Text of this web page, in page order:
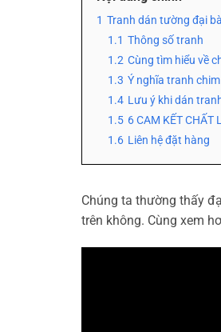
1 Tranh dán tường đại
1.1 Thông số tranh
1.2 Cùng tìm hiểu về
1.3 Ý nghĩa tranh
1.4 Lưu ý khi dán
1.5 6 CAM KẾT CHẤT
1.6 Liên hệ đặt hàng
Chúng ta thường thấy
trên không. Cùng xem